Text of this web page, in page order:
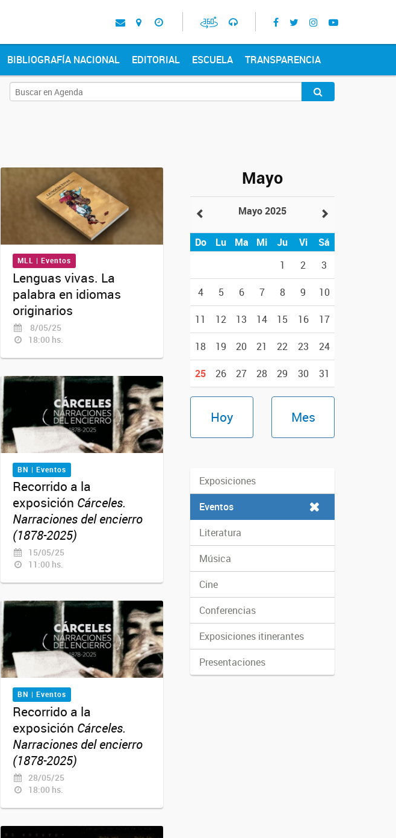
BIBLIOGRAFÍA NACIONAL EDITORIAL ESCUELA TRANSPARENCIA
MLL | Eventos
Lenguas vivas. La
palabra en idiomas
originarios
8/05/25
18:00 hs.
BN | Eventos
Recorrido a la
exposición Cárceles.
Narraciones del encierro
(1878-2025)
15/05/25
11:00 hs.
BN | Eventos
Recorrido a la
exposición Cárceles.
Narraciones del encierro
(1878-2025)
28/05/25
18:00 hs.
Mayo
Mayo 2025
Do Lu Ma Mi Ju Vi
Sá
1
2 3
4 5 6 7 8 9 10
11 12 13 14 15 16 17
18 19 20 21 22 23 24
25 26 27 28 29 30 31
Hoy Mes
Exposiciones
Eventos
Literatura
Música
Cine
Conferencias
Exposiciones itinerantes
Presentaciones